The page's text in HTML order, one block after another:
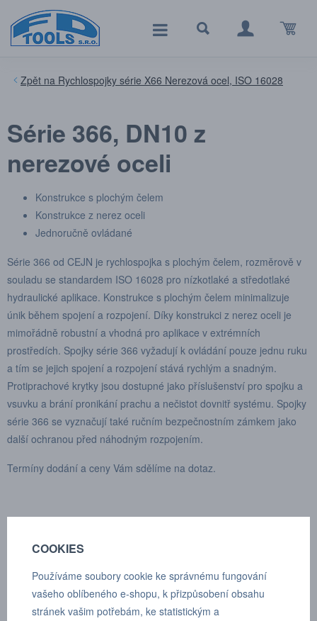
Rychlospojky série X66 Nerezová ocel, ISO 16028
Série 366, DN10 z
nerezové oceli
Konstrukce s plochým čelem
Konstrukce z nerez oceli
Jednoručně ovládané
Série 366 od CEJN je rychlospojka s plochým čelem, rozměrově v
souladu se standardem ISO 16028 pro nízkotlaké a středotlaké
hydraulické aplikace. Konstrukce s plochým čelem minimalizuje
únik během spojení a rozpojení. Díky konstrukci z nerez oceli je
mimořádně robustní a vhodná pro aplikace v extrémních
prostředích. Spojky série 366 vyžadují k ovládání pouze jednu ruku
a tím se jejich spojení a rozpojení stává rychlým a snadným.
Protiprachové krytky jsou dostupné jako příslušenství pro spojku a
vsuvku a brání pronikání prachu a nečistot dovnitř systému. Spojky
série 366 se vyznačují také ručním bezpečnostním zámkem jako
další ochranou před náhodným rozpojením.
Termíny dodání a ceny Vám sdělíme na dotaz.
Seřadit
COOKIES
Používáme soubory cookie ke správnému fungování
vašeho oblíbeného e-shopu, k přizpůsobení obsahu
stránek vašim potřebám, ke statistickým a